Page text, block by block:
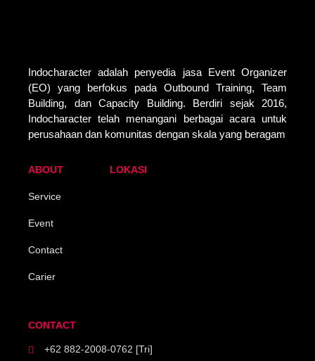
Indocharacter adalah penyedia jasa Event Organizer
(EO) yang berfokus pada Outbound Training, Team
Building, dan Capacity Building. Berdiri sejak 2016,
Indocharacter telah menangani berbagai acara untuk
perusahaan dan komunitas dengan skala yang beragam
ABOUT
Service
Event
Contact
Carier
LOKASI
CONTACT
+62 882-2008-0762 [Tri]